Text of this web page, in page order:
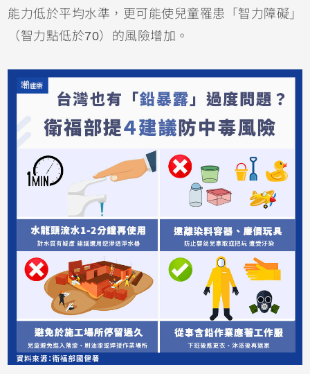
能力低於平均水準，更可能使兒童罹患「智力障礙」
（智力點低於70）的風險增加。